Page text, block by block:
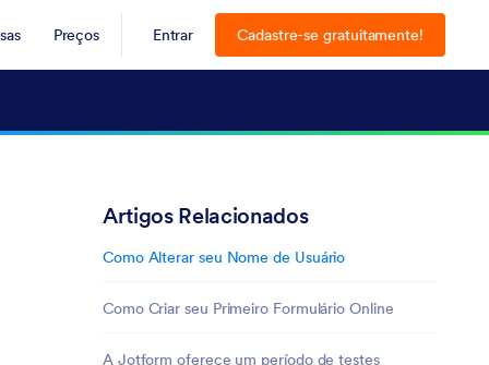
Preços Entrar Cadastre-se gratuitamente!
Artigos Relacionados
Como Alterar seu Nome de Usuário
Como Criar seu Primeiro Formulário Online
A Jotform oferece um período de testes